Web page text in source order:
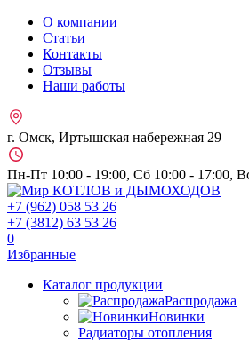
О компании
Статьи
Контакты
Отзывы
Наши работы
г. Омск, Иртышская набережная 29
Пн-Пт 10:00 - 19:00, Сб 10:00 - 17:00,
+7 (962) 058 53 26
+7 (3812) 63 53 26
0
Избранные
Каталог продукции
Распродажа
Новинки
Радиаторы отопления